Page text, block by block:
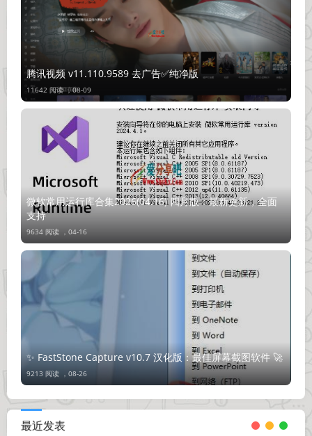
腾讯视频 v11.110.9589 去广告✅纯净版
11642 阅读 ，08-09
微软常用运行库合集2026(04.16) 四月版：最新更新，全面
支持
9634 阅读 ， 04-16
✨ FastStone Capture v10.7 汉化版：最佳屏幕截图软件 🚀
9213 阅读 ， 08-26
最近发表